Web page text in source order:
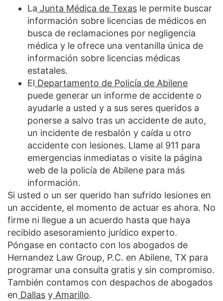
La Junta Médica de Texas le permite buscar
información sobre licencias de médicos en
busca de reclamaciones por negligencia
médica y le ofrece una ventanilla única de
información sobre licencias médicas
estatales.
El Departamento de Policía de Abilene
puede generar un informe de accidente o
ayudarle a usted y a sus seres queridos a
ponerse a salvo tras un accidente de auto,
un incidente de resbalón y caída u otro
accidente con lesiones. Llame al 911 para
emergencias inmediatas o visite la página
web de la policía de Abilene para más
información.
Si usted o un ser querido han sufrido lesiones en
un accidente, el momento de actuar es ahora. No
firme ni llegue a un acuerdo hasta que haya
recibido asesoramiento jurídico experto.
Póngase en contacto con los abogados de
Hernandez Law Group, P.C. en Abilene, TX para
programar una consulta gratis y sin compromiso.
También contamos con despachos de abogados
en Dallas y Amarillo.